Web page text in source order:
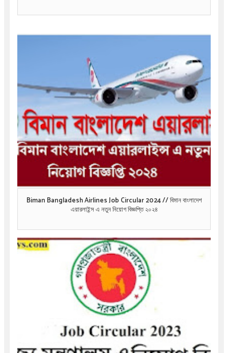
Biman Bangladesh Airlines Job Circular 2024 // বিমান বাংলাদেশ
এয়ারলাইন্স এ নতুন নিয়োগ বিজ্ঞপ্তি ২০২৪